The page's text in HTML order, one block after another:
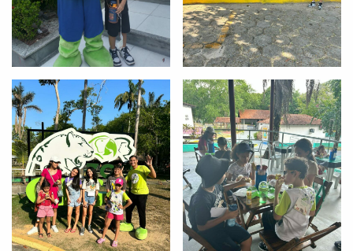
já vamos te colocar em contato
com a:
Você é aluno inFlux?
Sim Não